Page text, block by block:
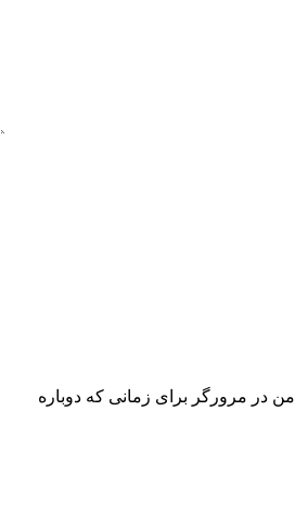
در مرورگر برای زمانی که دوباره